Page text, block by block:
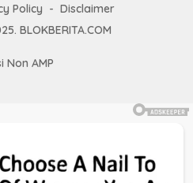
Policy
Disclaimer
BLOKBERITA.COM
Non AMP